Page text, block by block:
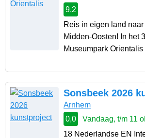
9,2
Reis in eigen land
Midden-Oosten! In het
Museumpark
Sonsbeek 2026
Arnhem
0,0
Vandaag, t/m 11
18 Nederlandse EN